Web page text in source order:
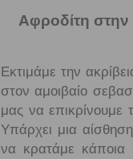
Αφροδίτη στην
Εκτιμάμε την
στον αμοιβαίο
μας να
Υπάρχει μια
να κρατάμε κάποια